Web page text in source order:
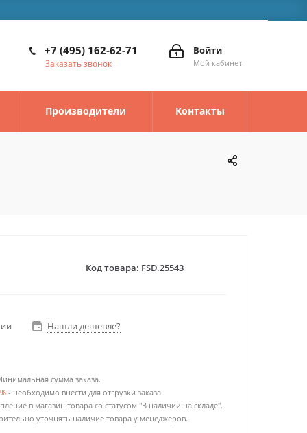
Войти
Мой кабинет
+7 (495) 162-62-71
Заказать звонок
Производители Контакты
Код товара: FSD.25543
Нашли дешевле?
сумма заказа.
- необходимо внести для отгрузки заказа.
в магазин товара со статусом "В наличии на складе".
уточнять наличие товара у менеджеров.